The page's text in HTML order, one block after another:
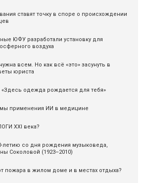
ставят точку в споре о происхождении
ЮФУ разработали установку для
воздуха
всем. Но как всё «это» засунуть в
юриста
одежда рождается для тебя»
применения ИИ в медицине
XXI века?
со дня рождения музыковеда,
Соколовой (1923–2010)
пожара в жилом доме и в местах отдыха?